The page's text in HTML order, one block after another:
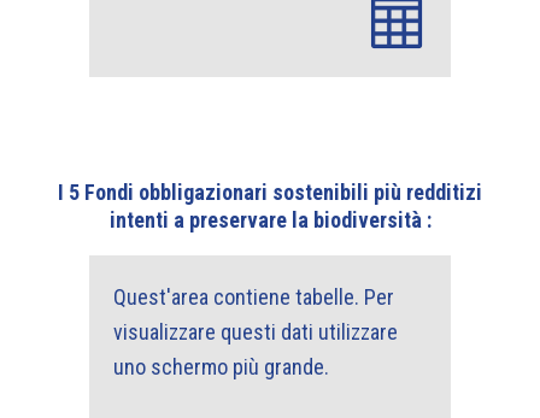
I 5 Fondi obbligazionari sostenibili più redditizi
intenti a preservare la biodiversità :